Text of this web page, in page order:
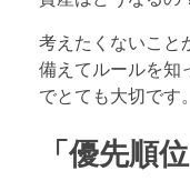
考えたくないこと
備えてルールを知
でとても大切です。
「優先順